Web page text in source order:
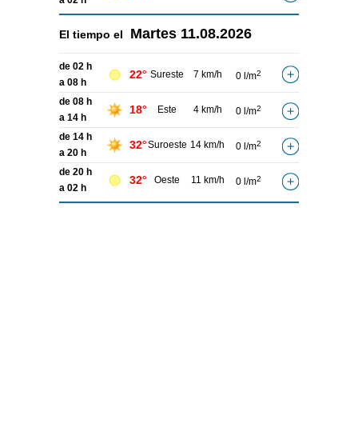
El tiempo el Martes 11.08.2026
de 02 h
a 08 h
22° Sureste 7 km/h 0 l/m2
de 08 h
a 14 h
18° Este 4 km/h 0 l/m2
de 14 h
a 20 h
32°Suroeste 14 km/h 0 l/m2
de 20 h
a 02 h
32° Oeste 11 km/h 0 l/m2